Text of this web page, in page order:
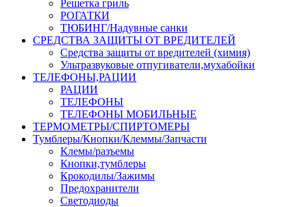
Решетка гриль
РОГАТКИ
ТЮБИНГ/Надувные санки
СРЕДСТВА ЗАЩИТЫ ОТ ВРЕДИТЕЛЕЙ
Средства защиты от вредителей (химия)
Ультразвуковые отпугиватели,мухабойки
ТЕЛЕФОНЫ,РАЦИИ
РАЦИИ
ТЕЛЕФОНЫ
ТЕЛЕФОНЫ МОБИЛЬНЫЕ
ТЕРМОМЕТРЫ/СПИРТОМЕРЫ
Тумблеры/Кнопки/Клеммы/Запчасти
Клемы/разъемы
Кнопки,тумблеры
Крокодилы/Зажимы
Предохранители
Светодиоды